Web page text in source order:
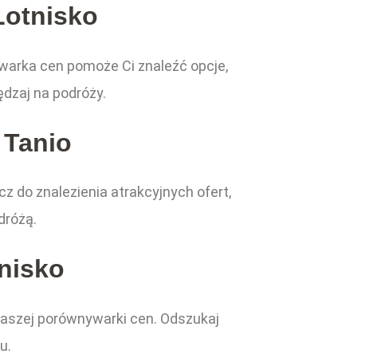
cen pomoże Ci znaleźć opcje,
na podróży.
do znalezienia atrakcyjnych ofert,
porównywarki cen. Odszukaj